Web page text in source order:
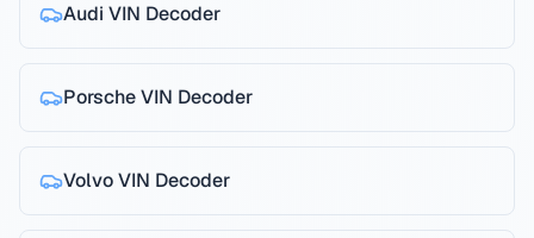
Audi VIN Decoder
PorscheVIN Decoder
VolvoVIN Decoder